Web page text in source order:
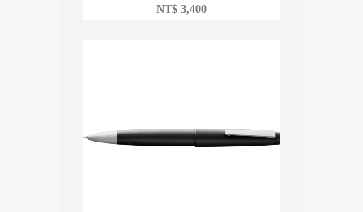
NT$ 3,400